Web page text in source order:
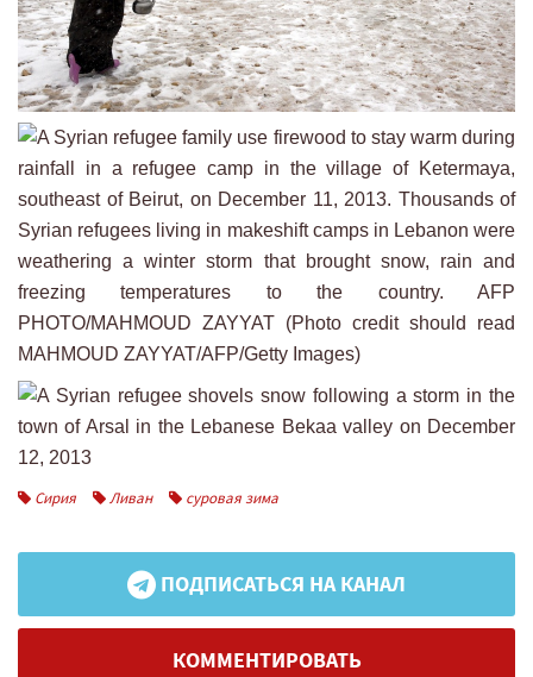
Сирия Ливан суровая зима
ПОДПИСАТЬСЯ НА КАНАЛ
КОММЕНТИРОВАТЬ